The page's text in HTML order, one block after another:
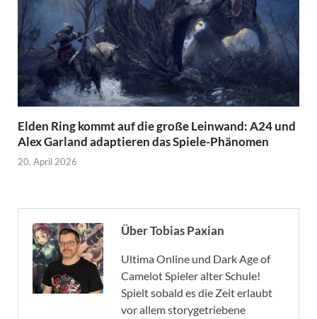
Elden Ring kommt auf die große Leinwand: A24 und
Alex Garland adaptieren das Spiele-Phänomen
20. April 2026
Über Tobias Paxian
Ultima Online und Dark Age of
Camelot Spieler alter Schule!
Spielt sobald es die Zeit erlaubt
vor allem storygetriebene